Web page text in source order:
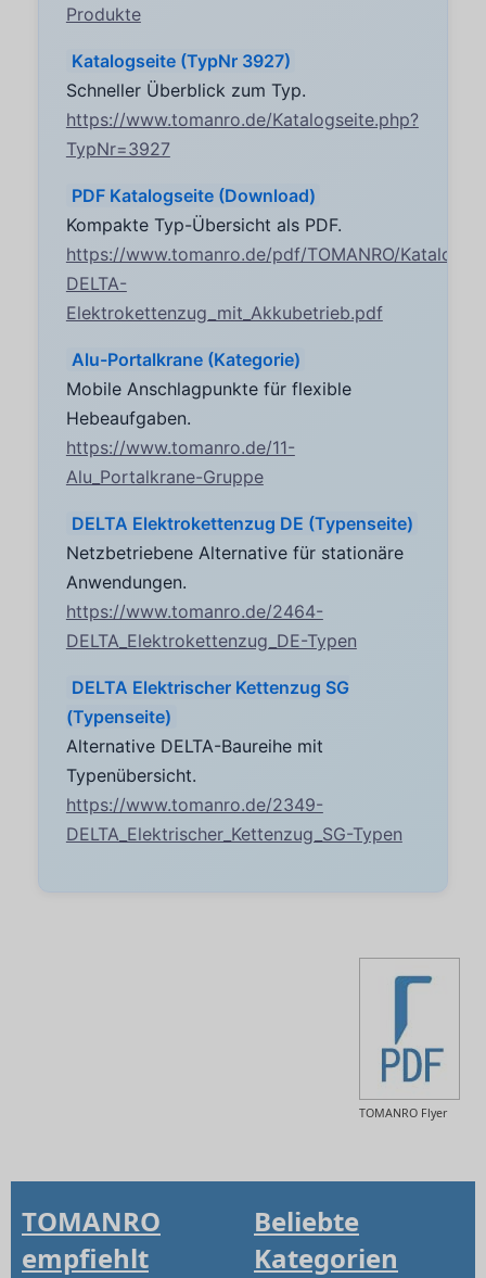
Produkte
Katalogseite (TypNr 3927)
Schneller Überblick zum Typ.
https://www.tomanro.de/Katalogseite.php?
TypNr=3927
PDF Katalogseite (Download)
Kompakte Typ-Übersicht als PDF.
https://www.tomanro.de/pdf/TOMANRO/
DELTA-
Elektrokettenzug_mit_Akkubetrieb.pdf
Alu-Portalkrane (Kategorie)
Mobile Anschlagpunkte für flexible
Hebeaufgaben.
https://www.tomanro.de/11-
Alu_Portalkrane-Gruppe
DELTA Elektrokettenzug DE (Typenseite)
Netzbetriebene Alternative für stationäre
Anwendungen.
https://www.tomanro.de/2464-
DELTA_Elektrokettenzug_DE-Typen
DELTA Elektrischer Kettenzug SG
(Typenseite)
Alternative DELTA-Baureihe mit
Typenübersicht.
https://www.tomanro.de/2349-
DELTA_Elektrischer_Kettenzug_SG-Typen
TOMANRO Flyer
TOMANRO
empfiehlt
Beliebte
Kategorien